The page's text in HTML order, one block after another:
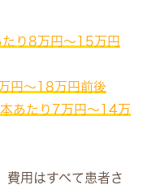
たり8万円〜15万円
円〜18万円前後
あたり7万円〜14万
費用はすべて患者さ